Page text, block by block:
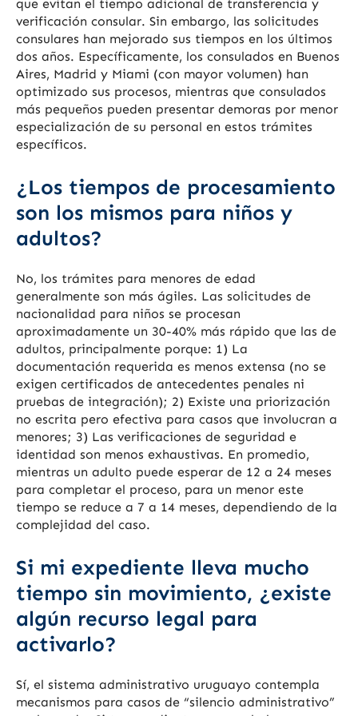
que evitan el tiempo adicional de transferencia y
verificación consular. Sin embargo, las solicitudes
consulares han mejorado sus tiempos en los últimos
dos años. Específicamente, los consulados en Buenos
Aires, Madrid y Miami (con mayor volumen) han
optimizado sus procesos, mientras que consulados
más pequeños pueden presentar demoras por menor
especialización de su personal en estos trámites
específicos.
¿Los tiempos de procesamiento
son los mismos para niños y
adultos?
No, los trámites para menores de edad
generalmente son más ágiles. Las solicitudes de
nacionalidad para niños se procesan
aproximadamente un 30-40% más rápido que las de
adultos, principalmente porque: 1) La
documentación requerida es menos extensa (no se
exigen certificados de antecedentes penales ni
pruebas de integración); 2) Existe una priorización
no escrita pero efectiva para casos que involucran a
menores; 3) Las verificaciones de seguridad e
identidad son menos exhaustivas. En promedio,
mientras un adulto puede esperar de 12 a 24 meses
para completar el proceso, para un menor este
tiempo se reduce a 7 a 14 meses, dependiendo de la
complejidad del caso.
Si mi expediente lleva mucho
tiempo sin movimiento, ¿existe
algún recurso legal para
activarlo?
Sí, el sistema administrativo uruguayo contempla
mecanismos para casos de “silencio administrativo”